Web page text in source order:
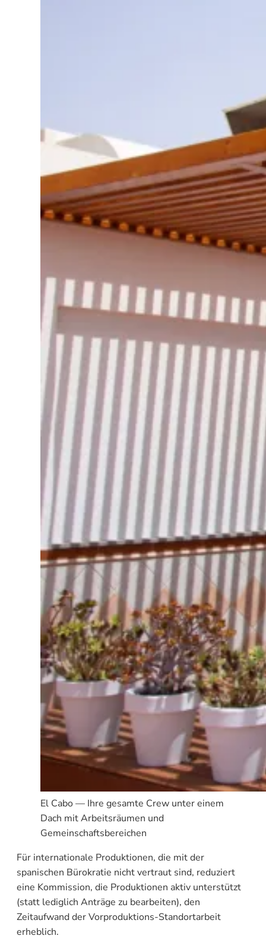
El Cabo — Ihre gesamte Crew unter einem
Dach mit Arbeitsräumen und
Gemeinschaftsbereichen
Für internationale Produktionen, die mit der
spanischen Bürokratie nicht vertraut sind, reduziert
eine Kommission, die Produktionen aktiv unterstützt
(statt lediglich Anträge zu bearbeiten), den
Zeitaufwand der Vorproduktions-Standortarbeit
erheblich.